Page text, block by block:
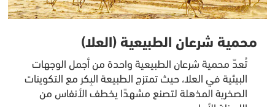
محمية شرعان الطبيعية (العلا)
تُعدّ محمية شرعان الطبيعية واحدة من أجمل الوجهات
البيئية في العلا، حيث تمتزج الطبيعة البِكر مع التكوينات
الصخرية المذهلة لتصنع مشهدًا يخطف الأنفاس من